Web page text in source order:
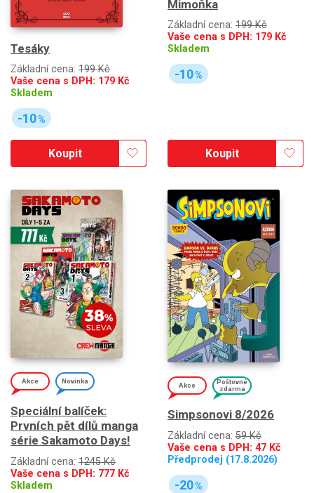
Tesáky
Základní cena: 199 Kč
Vaše cena s DPH: 179 Kč
Skladem
-10%
Koupit
Mimoňka
Základní cena: 199 Kč
Vaše cena s DPH: 179 Kč
Skladem
-10%
Koupit
Akce Novinka
Speciální balíček:
Prvních pět dílů manga
série Sakamoto Days!
Základní cena: 1245 Kč
Vaše cena s DPH: 777 Kč
Skladem
Akce
Poštovné
zdarma
Simpsonovi 8/2026
Základní cena: 59 Kč
Vaše cena s DPH: 47 Kč
Předprodej (17.8.2026)
-20%